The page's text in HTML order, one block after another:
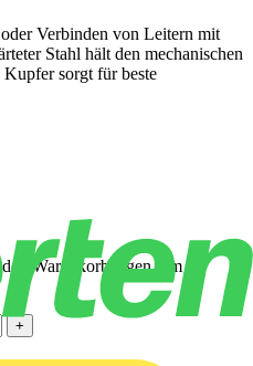
Verbinden von Leitern mit
Stahl hält den mechanischen
sorgt für beste
Warenkorb legen, um
+